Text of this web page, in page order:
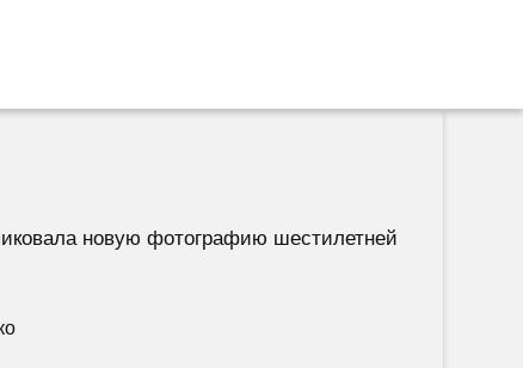
новую фотографию шестилетней